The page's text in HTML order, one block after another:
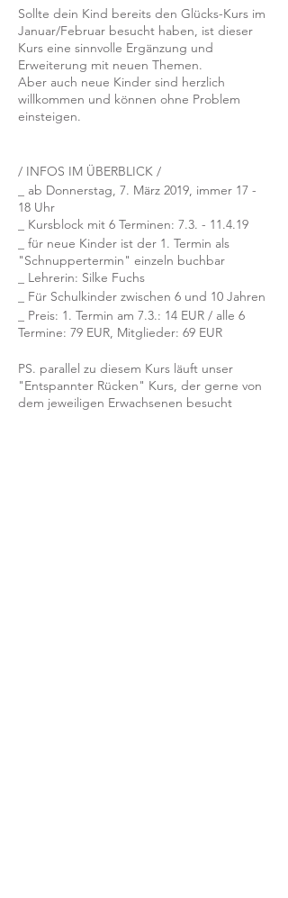
Sollte dein Kind bereits den Glücks-Kurs im
Januar/Februar besucht haben, ist dieser
Kurs eine sinnvolle Ergänzung und
Erweiterung mit neuen Themen.
Aber auch neue Kinder sind herzlich
willkommen und können ohne Problem
einsteigen.
/ INFOS IM ÜBERBLICK /
_ ab Donnerstag, 7. März 2019, immer 17 -
18 Uhr
_ Kursblock mit 6 Terminen: 7.3. - 11.4.19
_ für neue Kinder ist der 1. Termin als
"Schnuppertermin" einzeln buchbar
_ Lehrerin: Silke Fuchs
_ Für Schulkinder zwischen 6 und 10 Jahren
_ Preis: 1. Termin am 7.3.: 14 EUR / alle 6
Termine: 79 EUR, Mitglieder: 69 EUR
PS. parallel zu diesem Kurs läuft unser
"Entspannter Rücken" Kurs, der gerne von
dem jeweiligen Erwachsenen besucht